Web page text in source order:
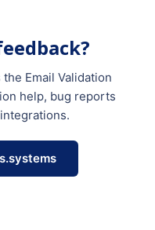
Email Validation
help, bug reports